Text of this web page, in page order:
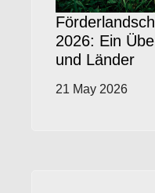
2026: Ein
und Länder
21 May 2026